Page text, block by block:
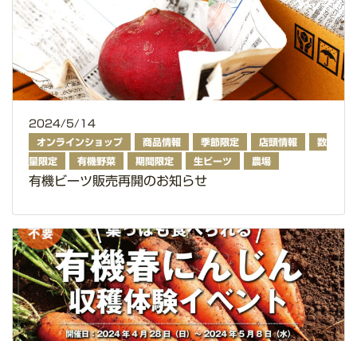
2024/5/14
オンラインショップ 商品情報 季節限定 店頭情報
数
量限定
有機野菜 期間限定 生ビーツ 農場
有機ビーツ販売再開のお知らせ